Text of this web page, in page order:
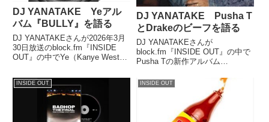
DJ YANATAKE Yeアル
バム『BULLY』を語る
DJ YANATAKEさんが2026年3月
30日放送のblock.fm『INSIDE
OUT』の中でYe（Kanye West）
いて話していました。
DJ YANATAKE Pusha T
とDrakeのビーフを語る
DJ YANATAKEさんが
block.fm『INSIDE OUT』の中で
Pusha Tの新作アルバム
を発端にして発生したPusha Tと
Drakeのビーフについて話してい
ました。Pusha T: Dro...
INSIDE OUT INSIDE OUT